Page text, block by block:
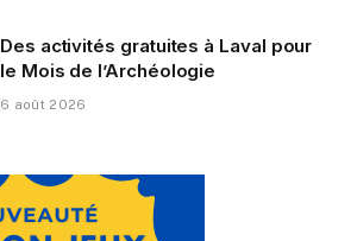
Des activités gratuites à Laval pour
le Mois de l’Archéologie
6 août 2026